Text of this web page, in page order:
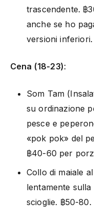
trascendente. ฿
anche se ho
versioni inferiori.
Cena (18-23):
Som Tam
su ordinazione
pesce e
«pok pok» del
฿40-60 per
Collo di maiale
lentamente
scioglie. ฿50-80.